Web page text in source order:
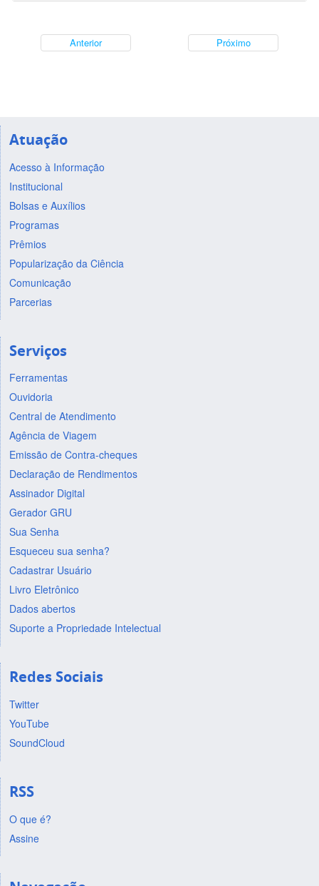
Anterior Próximo
Atuação
Acesso à Informação
Institucional
Bolsas e Auxílios
Programas
Prêmios
Popularização da Ciência
Comunicação
Parcerias
Serviços
Ferramentas
Ouvidoria
Central de Atendimento
Agência de Viagem
Emissão de Contra-cheques
Declaração de Rendimentos
Assinador Digital
Gerador GRU
Sua Senha
Esqueceu sua senha?
Cadastrar Usuário
Livro Eletrônico
Dados abertos
Suporte a Propriedade Intelectual
Redes Sociais
Twitter
YouTube
SoundCloud
RSS
O que é?
Assine